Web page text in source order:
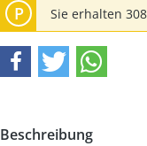
P Sie erhalten
Beschreibung